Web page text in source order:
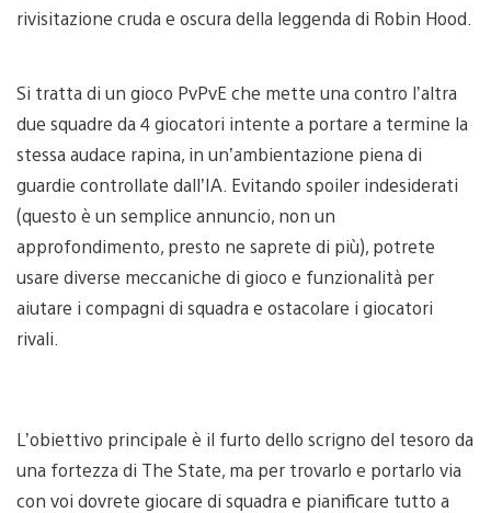
rivisitazione cruda e oscura della leggenda di Robin Hood.
Si tratta di un gioco PvPvE che mette una contro l’altra
due squadre da 4 giocatori intente a portare a termine la
stessa audace rapina, in un’ambientazione piena di
guardie controllate dall’IA. Evitando spoiler indesiderati
(questo è un semplice annuncio, non un
approfondimento, presto ne saprete di più), potrete
usare diverse meccaniche di gioco e funzionalità per
aiutare i compagni di squadra e ostacolare i giocatori
rivali.
L’obiettivo principale è il furto dello scrigno del tesoro da
una fortezza di The State, ma per trovarlo e portarlo via
con voi dovrete giocare di squadra e pianificare tutto a